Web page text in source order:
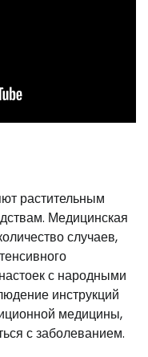
растительным
Медицинская
случаев,
с народными
инструкций
медицины,
с заболеванием.